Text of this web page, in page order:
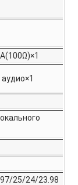
25/24/23.98